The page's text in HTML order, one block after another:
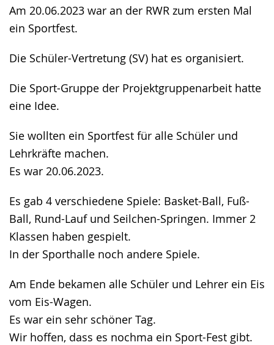
angezeigt.
Am 20.06.2023 war an der RWR zum ersten Mal
ein Sportfest.
Die Schüler-Vertretung (SV) hat es organisiert.
Die Sport-Gruppe der Projektgruppenarbeit hatte
eine Idee.
Sie wollten ein Sportfest für alle Schüler und
Lehrkräfte machen.
Es war 20.06.2023.
Es gab 4 verschiedene Spiele: Basket-Ball, Fuß-
Ball, Rund-Lauf und Seilchen-Springen. Immer 2
Klassen haben gespielt.
In der Sporthalle noch andere Spiele.
Am Ende bekamen alle Schüler und Lehrer ein Eis
vom Eis-Wagen.
Es war ein sehr schöner Tag.
Wir hoffen, dass es nochma ein Sport-Fest gibt.